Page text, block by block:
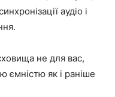
аудіо і
не для вас,
ємністю як і раніше